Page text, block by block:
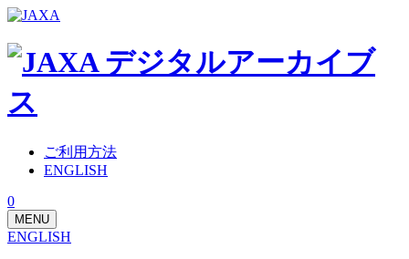
ご利用方法
ENGLISH
0
MENU
ENGLISH